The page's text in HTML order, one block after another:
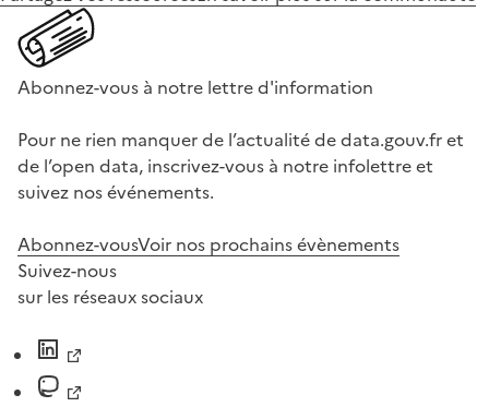
Abonnez-vous à notre lettre d'information
Pour ne rien manquer de l’actualité de data.gouv.fr et
de l’open data, inscrivez-vous à notre infolettre et
suivez nos événements.
Abonnez-vousVoir nos prochains évènements
Suivez-nous
sur les réseaux sociaux